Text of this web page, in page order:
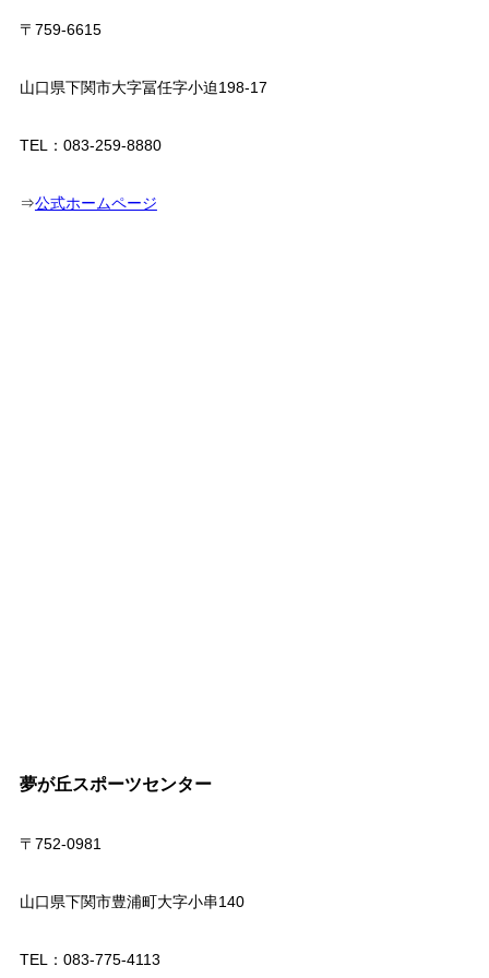
〒759-6615
山口県下関市大字冨任字小迫198-17
TEL：083-259-8880
⇒公式ホームページ
夢が丘スポーツセンター
〒752-0981
山口県下関市豊浦町大字小串140
TEL：083-775-4113